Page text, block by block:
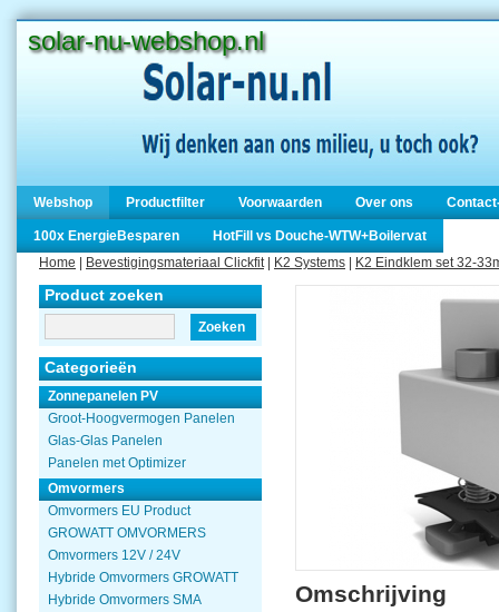
solar-nu-webshop.nl
Webshop Productfilter Voorwaarden Over ons
100x EnergieBesparen
HotFill vs Douche-WTW+Boilervat
Home
Bevestigingsmateriaal Clickfit| K2 Systems K2 Eindklem set 32-
Product zoeken
Zoeken
Categorieën
Zonnepanelen PV
Groot-Hoogvermogen Panelen
Glas-Glas Panelen
Panelen met Optimizer
Omvormers
Omvormers EU Product
GROWATT OMVORMERS
Omvormers 12V / 24V
Hybride Omvormers GROWATT
Hybride Omvormers SMA
Omschrijving